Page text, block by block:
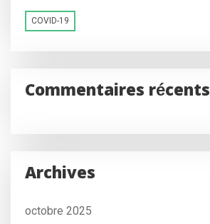
COVID-19
Commentaires récents
Archives
octobre 2025